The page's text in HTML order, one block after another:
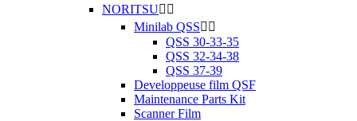
NORITSU 
Minilab QSS 
QSS 30-33-35
QSS 32-34-38
QSS 37-39
Developpeuse film QSF
Maintenance Parts Kit
Scanner Film